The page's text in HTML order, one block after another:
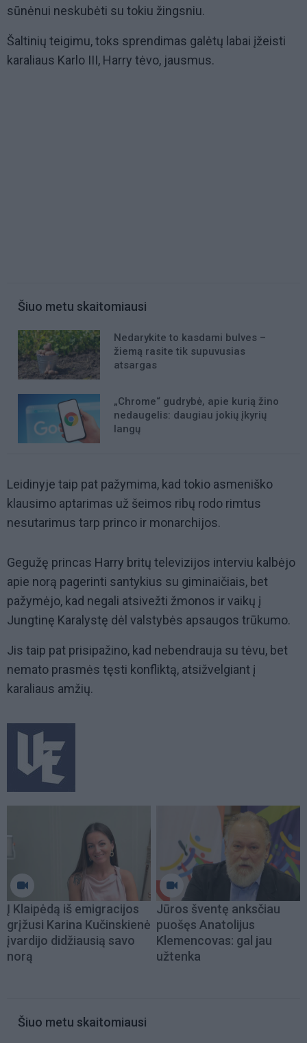
sūnėnui neskubėti su tokiu žingsniu.
Šaltinių teigimu, toks sprendimas galėtų labai įžeisti
karaliaus Karlo III, Harry tėvo, jausmus.
Šiuo metu skaitomiausi
Nedarykite to kasdami bulves –
žiemą rasite tik supuvusias
atsargas
„Chrome“ gudrybė, apie kurią žino
nedaugelis: daugiau jokių įkyrių
langų
Leidinyje taip pat pažymima, kad tokio asmeniško
klausimo aptarimas už šeimos ribų rodo rimtus
nesutarimus tarp princo ir monarchijos.
Gegužę princas Harry britų televizijos interviu kalbėjo
apie norą pagerinti santykius su giminaičiais, bet
pažymėjo, kad negali atsivežti žmonos ir vaikų į
Jungtinę Karalystę dėl valstybės apsaugos trūkumo.
Jis taip pat prisipažino, kad nebendrauja su tėvu, bet
nemato prasmės tęsti konfliktą, atsižvelgiant į
karaliaus amžių.
Į Klaipėdą iš emigracijos
grįžusi Karina Kučinskienė
įvardijo didžiausią savo
norą
Jūros šventę anksčiau
puošęs Anatolijus
Klemencovas: gal jau
užtenka
Šiuo metu skaitomiausi